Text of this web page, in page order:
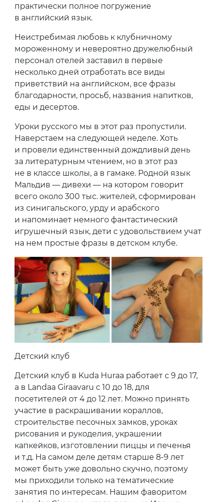
практически полное погружение
в английский язык.
Неистребимая любовь к клубничному
мороженному и невероятно дружелюбный
персонал отелей заставил в первые
несколько дней отработать все виды
приветствий на английском, все фразы
благодарности, просьб, названия напитков,
еды и десертов.
Уроки русского мы в этот раз пропустили.
Наверстаем на следующей неделе. Хоть
и провели единственный дождливый день
за литературным чтением, но в этот раз
не в классе школы, а в гамаке. Родной язык
Мальдив — дивехи — на котором говорит
всего около 300 тыс. жителей, сформирован
из синигальского, урду и арабского
и напоминает немного фантастический
игрушечный язык, дети с удовольствием учат
на нем простые фразы в детском клубе.
Детский клуб
Детский клуб в Kuda Huraa работает с 9 до 17,
а в Landaa Giraavaru с 10 до 18, для
посетителей от 4 до 12 лет. Можно принять
участие в раскрашивании кораллов,
строительстве песочных замков, уроках
рисования и рукоделия, украшении
капкейков, изготовлении пиццы и печенья
и т.д. На самом деле детям старше 8-9 лет
может быть уже довольно скучно, поэтому
мы приходили только на тематические
занятия по интересам. Нашим фаворитом